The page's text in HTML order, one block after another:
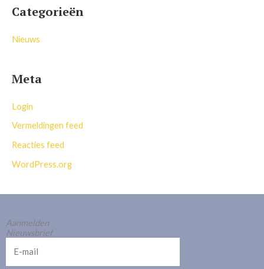
Categorieën
Nieuws
Meta
Login
Vermeldingen feed
Reacties feed
WordPress.org
Aanmelden
Nieuwsbrief
mail